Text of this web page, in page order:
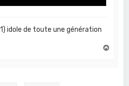
idole de toute une génération